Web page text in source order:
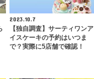
2023.10.7
【独自調査】サーティワンア
イスケーキの予約はいつま
で？実際に5店舗で確認！